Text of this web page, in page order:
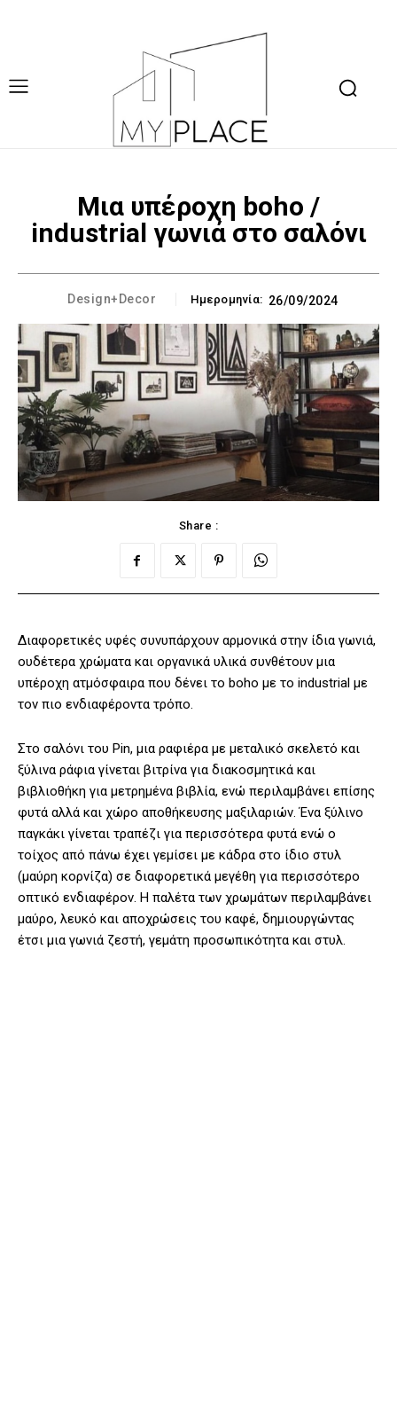
Μια υπέροχη boho /
industrial γωνιά στο σαλόνι
Design+Decor Ημερομηνία: 26/09/2024
Share :
Διαφορετικές υφές συνυπάρχουν αρμονικά στην ίδια γωνιά,
ουδέτερα χρώματα και οργανικά υλικά συνθέτουν μια
υπέροχη ατμόσφαιρα που δένει το boho με το industrial με
τον πιο ενδιαφέροντα τρόπο.
Στο σαλόνι του Pin, μια ραφιέρα με μεταλικό σκελετό και
ξύλινα ράφια γίνεται βιτρίνα για διακοσμητικά και
βιβλιοθήκη για μετρημένα βιβλία, ενώ περιλαμβάνει επίσης
φυτά αλλά και χώρο αποθήκευσης μαξιλαριών. Ένα ξύλινο
παγκάκι γίνεται τραπέζι για περισσότερα φυτά ενώ ο
τοίχος από πάνω έχει γεμίσει με κάδρα στο ίδιο στυλ
(μαύρη κορνίζα) σε διαφορετικά μεγέθη για περισσότερο
οπτικό ενδιαφέρον. Η παλέτα των χρωμάτων περιλαμβάνει
μαύρο, λευκό και αποχρώσεις του καφέ, δημιουργώντας
έτσι μια γωνιά ζεστή, γεμάτη προσωπικότητα και στυλ.